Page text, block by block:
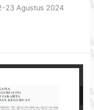
23 Agustus 2024